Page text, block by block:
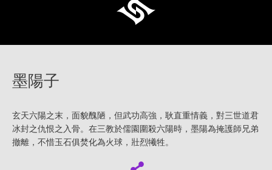
墨陽子
玄天六陽之末，面貌醜陋，但武功高強，耿直重情義，對三世道君
冰封之仇恨之入骨。在三教於儒園圍殺六陽時，墨陽為掩護師兄弟
撤離，不惜玉石俱焚化為火球，壯烈犧牲。